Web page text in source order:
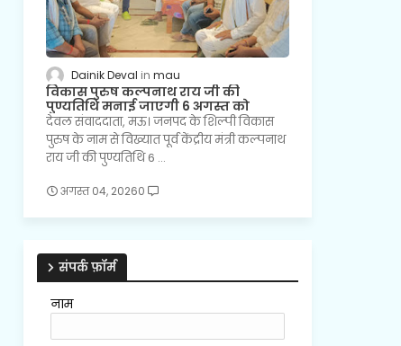
Dainik Deval mau
विकास पुरुष कल्पनाथ राय जी की
पुण्यतिथि मनाई जाएगी 6 अगस्त को
देवल संवाददाता, मऊ। जनपद के शिल्पी विकास
पुरुष के नाम से विख्यात पूर्व केंद्रीय मंत्री कल्पनाथ
राय जी की पुण्यतिथि 6 …
अगस्त 04, 20260
संपर्क फ़ॉर्म
नाम